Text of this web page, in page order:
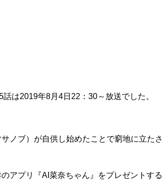
は2019年8月4日22：30～放送でした。
ノブ）が自供し始めたことで窮地に立たさ
アプリ『AI菜奈ちゃん』をプレゼントする